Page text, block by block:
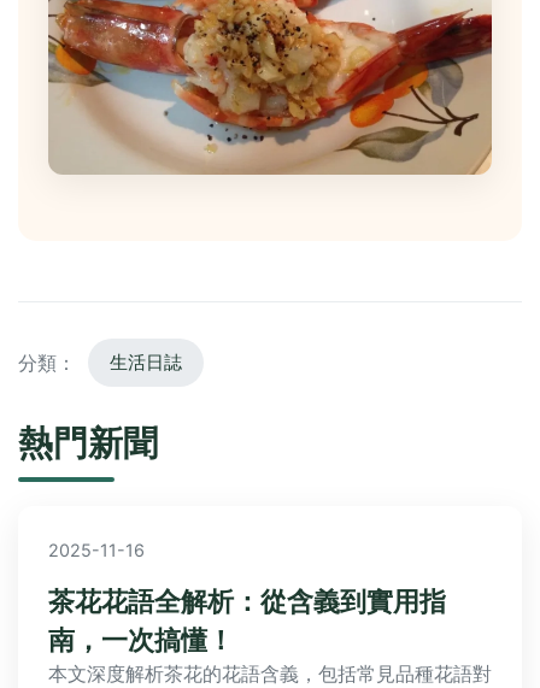
分類： 生活日誌
熱門新聞
2025-11-16
茶花花語全解析：從含義到實用指
南，一次搞懂！
本文深度解析茶花的花語含義，包括常見品種花語對